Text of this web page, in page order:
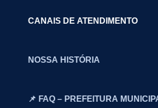
CANAIS DE ATENDIMENTO
NOSSA HISTÓRIA
📌 FAQ – PREFEITURA